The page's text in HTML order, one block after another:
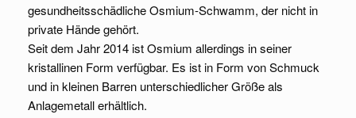
gesundheitsschädliche Osmium-Schwamm, der nicht in
private Hände gehört.
Seit dem Jahr 2014 ist Osmium allerdings in seiner
kristallinen Form verfügbar. Es ist in Form von Schmuck
und in kleinen Barren unterschiedlicher Größe als
Anlagemetall erhältlich.